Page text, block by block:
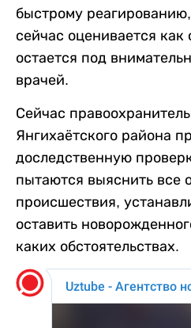
быстрому
сейчас оценивается как
остается под
врачей.
Сейчас
Янгихаётского района
доследственную
пытаются выяснить все
происшествия,
оставить
каких обстоятельствах.